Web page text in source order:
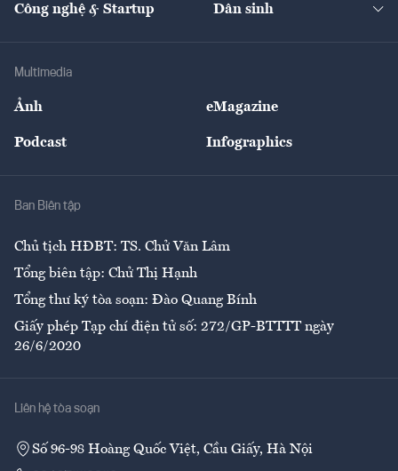
Tư vấn Nông sản
Giải trí
Công nghệ & Startup Dân sinh
Multimedia
Ảnh eMagazine
Podcast Infographics
Ban Biên tập
Chủ tịch HĐBT: TS. Chử Văn Lâm
Tổng biên tập: Chử Thị Hạnh
Tổng thư ký tòa soạn: Đào Quang Bính
Giấy phép Tạp chí điện tử số: 272/GP-BTTTT ngày
26/6/2020
Liên hệ tòa soạn
Số 96-98 Hoàng Quốc Việt, Cầu Giấy, Hà Nội